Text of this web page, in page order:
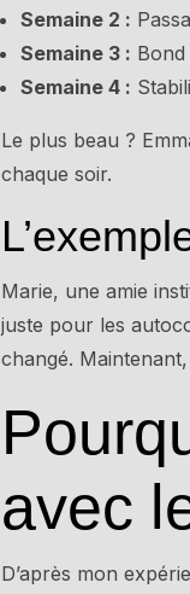
Semaine 2 :
Semaine 3 :
Semaine 4 :
Le plus beau ?
chaque soir.
Marie, une amie
juste pour les
changé.
avec
D’après mon